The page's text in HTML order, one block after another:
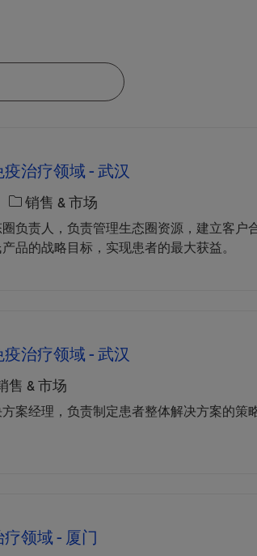
治疗领域 - 武汉
职位类别
销售 & 市场
负责人，负责管理生态圈资源，建立客户
品的战略目标，实现患者的最大获益。
治疗领域 - 武汉
类别
售 & 市场
案经理，负责制定患者整体解决方案的策
领域 - 厦门